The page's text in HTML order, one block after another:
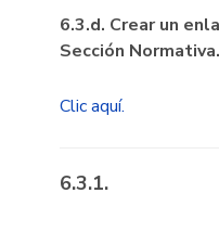
6.3.d. Crear un
Sección Normativa.
Clic aquí.
6.3.1.